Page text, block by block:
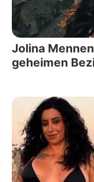
Jolina
geheimen